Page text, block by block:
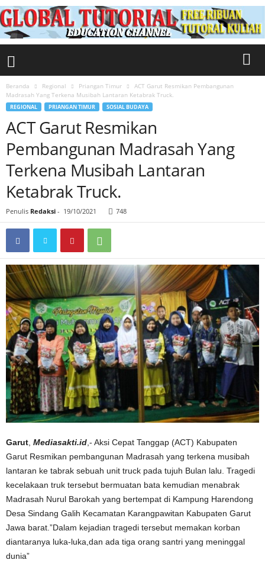
Beranda Regional Priangan Timur
ACT Garut Resmikan Pembangunan
Madrasah Yang Terkena Musibah Lantaran Ketabrak Truck.
REGIONAL PRIANGAN TIMUR SOSIAL BUDAYA
ACT Garut Resmikan
Pembangunan Madrasah Yang
Terkena Musibah Lantaran
Ketabrak Truck.
Penulis Redaksi - 19/10/2021 748
Garut Mediasakti.id ,- Aksi Cepat Tanggap (ACT) Kabupaten
Garut Resmikan pembangunan Madrasah yang terkena musibah
lantaran ke tabrak sebuah unit truck pada tujuh Bulan lalu. Tragedi
kecelakaan truk tersebut bermuatan bata kemudian menabrak
Madrasah Nurul Barokah yang bertempat di Kampung Harendong
Desa Sindang Galih Kecamatan Karangpawitan Kabupaten Garut
Jawa barat.”Dalam kejadian tragedi tersebut memakan korban
diantaranya luka-luka,dan ada tiga orang santri yang meninggal
dunia”